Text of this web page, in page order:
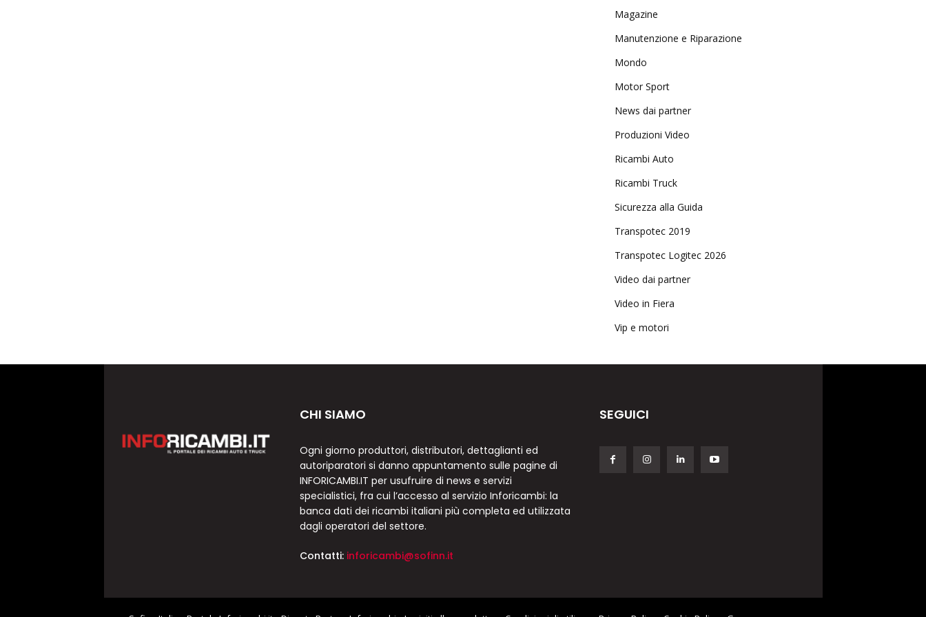
Magazine
Manutenzione e Riparazione
Mondo
Motor Sport
News dai partner
Produzioni Video
Ricambi Auto
Ricambi Truck
Sicurezza alla Guida
Transpotec 2019
Transpotec Logitec 2026
Video dai partner
Video in Fiera
Vip e motori
CHI SIAMO
Ogni giorno produttori, distributori, dettaglianti ed
autoriparatori si danno appuntamento sulle pagine di
INFORICAMBI.IT per usufruire di news e servizi
specialistici, fra cui l’accesso al servizio Inforicambi: la
banca dati dei ricambi italiani più completa ed utilizzata
dagli operatori del settore.
Contatti: inforicambi@sofinn.it
SEGUICI